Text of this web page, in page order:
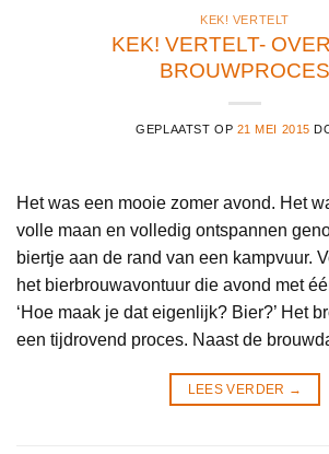
KEK! VERTELT
KEK! VERTELT-
BROUWPROCES
GEPLAATST OP 21 MEI 2015
Het was een mooie zomer avond. Het
volle maan en volledig ontspannen
biertje aan de rand van een kampvuur.
het bierbrouwavontuur die avond met
‘Hoe maak je dat eigenlijk? Bier?’ Het
een tijdrovend proces. Naast de
LEES VERDER →